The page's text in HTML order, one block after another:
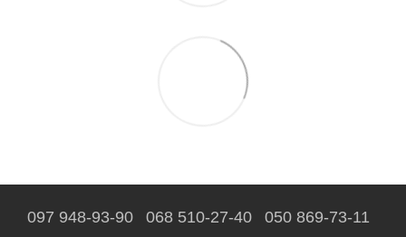
097 948-93-90 068 510-27-40 050 869-73-11